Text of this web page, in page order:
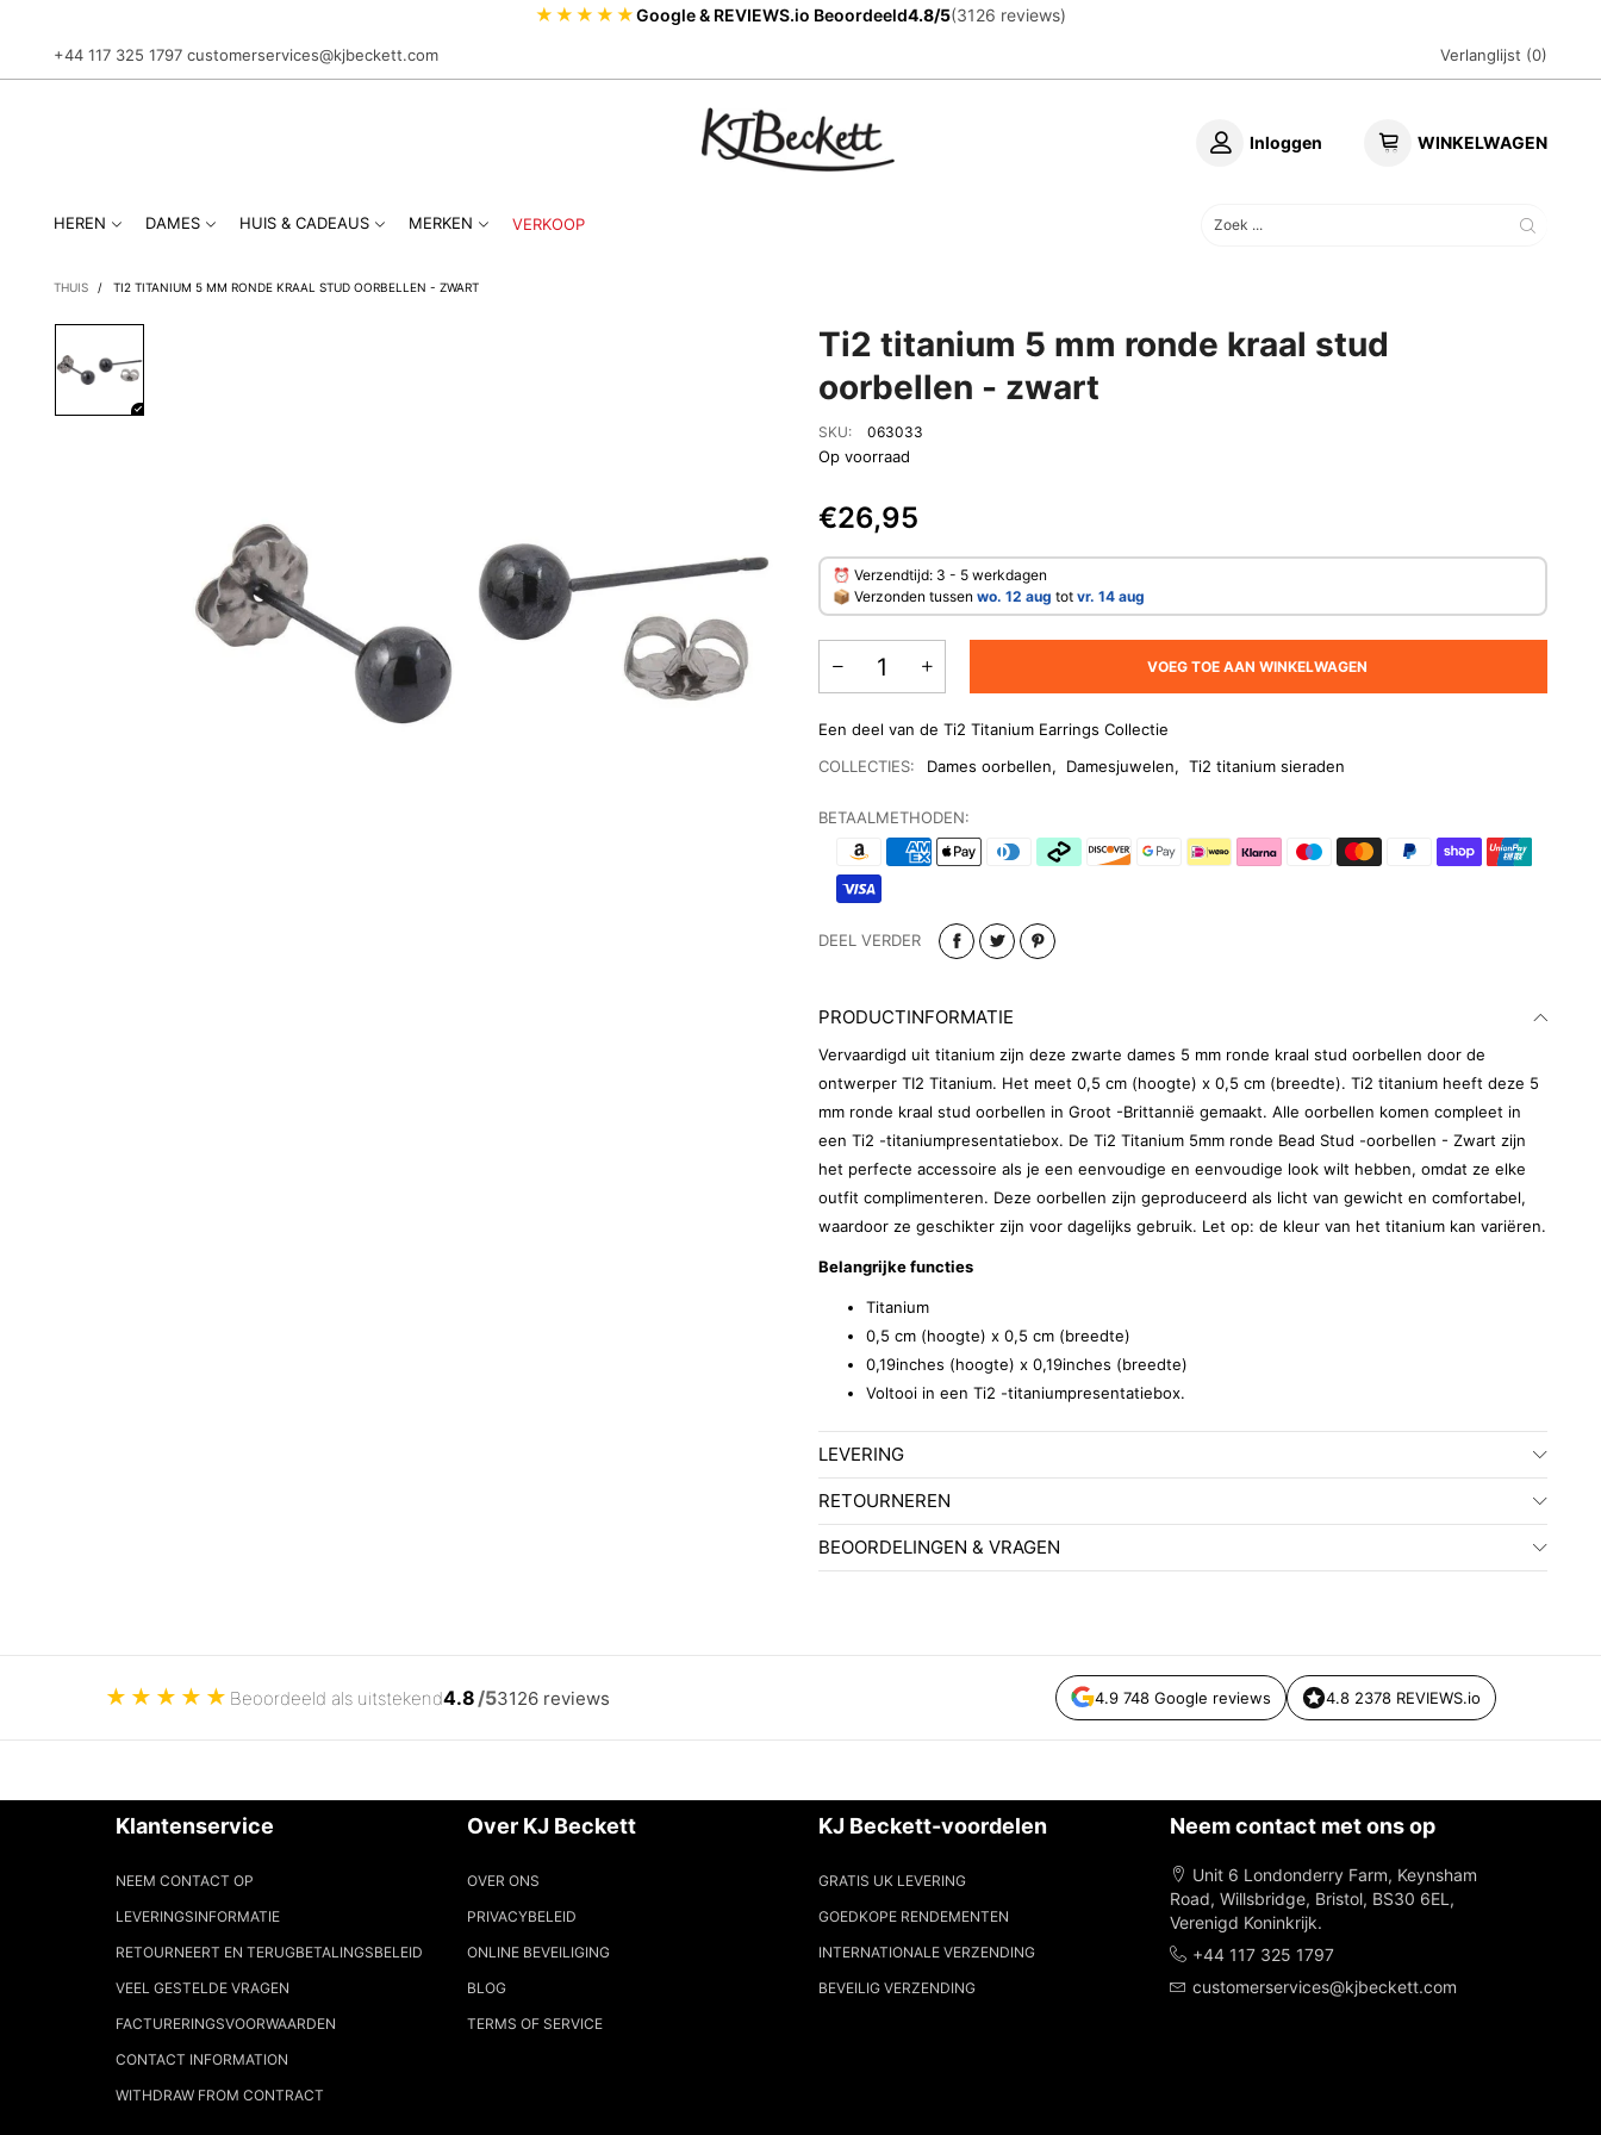
★★★★★Google & REVIEWS.io Beoordeeld4.8/5(3126 reviews)
+44 117 325 1797 customerservices@kjbeckett.com Verlanglijst (0)
Inloggen WINKELWAGEN
HEREN DAMES HUIS & CADEAUS MERKEN VERKOOP
THUIS / TI2 TITANIUM 5 MM RONDE KRAAL STUD OORBELLEN - ZWART
Ti2 titanium 5 mm ronde kraal stud
oorbellen - zwart
SKU: 063033
Op voorraad
€26,95
⏰ Verzendtijd: 3 - 5 werkdagen
​📦 Verzonden tussen wo. 12 aug tot vr. 14 aug
VOEG TOE AAN WINKELWAGEN
Een deel van de Ti2 Titanium Earrings Collectie
COLLECTIES:
Dames oorbellen, Damesjuwelen, Ti2 titanium sieraden
BETAALMETHODEN:
DEEL VERDER
PRODUCTINFORMATIE
Vervaardigd uit titanium zijn deze zwarte dames 5 mm ronde kraal stud oorbellen door de
ontwerper TI2 Titanium. Het meet 0,5 cm (hoogte) x 0,5 cm (breedte). Ti2 titanium heeft deze 5
mm ronde kraal stud oorbellen in Groot -Brittannië gemaakt. Alle oorbellen komen compleet in
een Ti2 -titaniumpresentatiebox. De Ti2 Titanium 5mm ronde Bead Stud -oorbellen - Zwart zijn
het perfecte accessoire als je een eenvoudige en eenvoudige look wilt hebben, omdat ze elke
outfit complimenteren. Deze oorbellen zijn geproduceerd als licht van gewicht en comfortabel,
waardoor ze geschikter zijn voor dagelijks gebruik. Let op: de kleur van het titanium kan variëren.
Belangrijke functies
Titanium
0,5 cm (hoogte) x 0,5 cm (breedte)
0,19inches (hoogte) x 0,19inches (breedte)
Voltooi in een Ti2 -titaniumpresentatiebox.
LEVERING
RETOURNEREN
BEOORDELINGEN & VRAGEN
★ ★ ★ ★ ★ Beoordeeld als uitstekend4.8 /53126 reviews 4.9 748 Google reviews 4.8 2378 REVIEWS.io
Klantenservice
NEEM CONTACT OP
LEVERINGSINFORMATIE
RETOURNEERT EN TERUGBETALINGSBELEID
VEEL GESTELDE VRAGEN
FACTURERINGSVOORWAARDEN
CONTACT INFORMATION
WITHDRAW FROM CONTRACT
Over KJ Beckett
OVER ONS
PRIVACYBELEID
ONLINE BEVEILIGING
BLOG
TERMS OF SERVICE
KJ Beckett-voordelen
GRATIS UK LEVERING
GOEDKOPE RENDEMENTEN
INTERNATIONALE VERZENDING
BEVEILIG VERZENDING
Neem contact met ons op
Unit 6 Londonderry Farm, Keynsham
Road, Willsbridge, Bristol, BS30 6EL,
Verenigd Koninkrijk.
+44 117 325 1797
customerservices@kjbeckett.com